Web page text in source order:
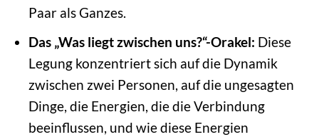
Paar als Ganzes.
Das „Was liegt zwischen uns?“-Orakel: Diese
Legung konzentriert sich auf die Dynamik
zwischen zwei Personen, auf die ungesagten
Dinge, die Energien, die die Verbindung
beeinflussen, und wie diese Energien